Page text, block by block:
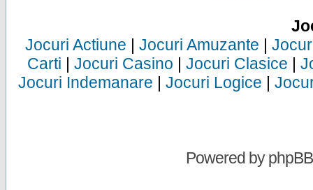
Jocuri Actiune | Jocuri Amuzante |
Carti | Jocuri Casino | Jocuri Clasice |
Jocuri Indemanare | Jocuri Logice |
Powered byphpBB